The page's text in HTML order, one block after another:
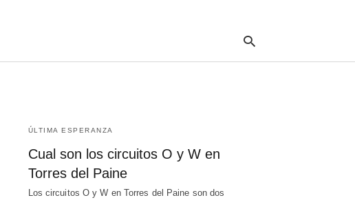
ÚLTIMA ESPERANZA
Cual son los circuitos O y W en
Torres del Paine
Los circuitos O y W en Torres del Paine son dos